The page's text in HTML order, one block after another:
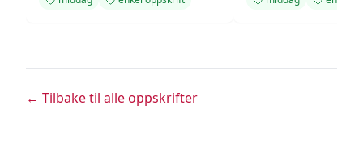
← Tilbake til alle oppskrifter